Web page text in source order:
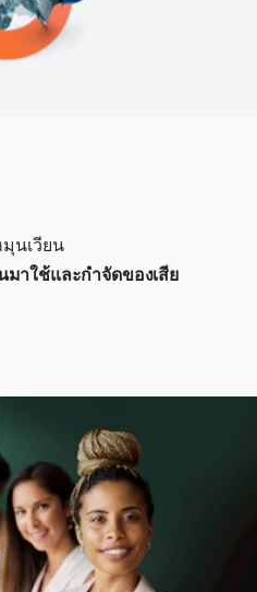
นเวียน
มาใช้และกำจัดของเสีย